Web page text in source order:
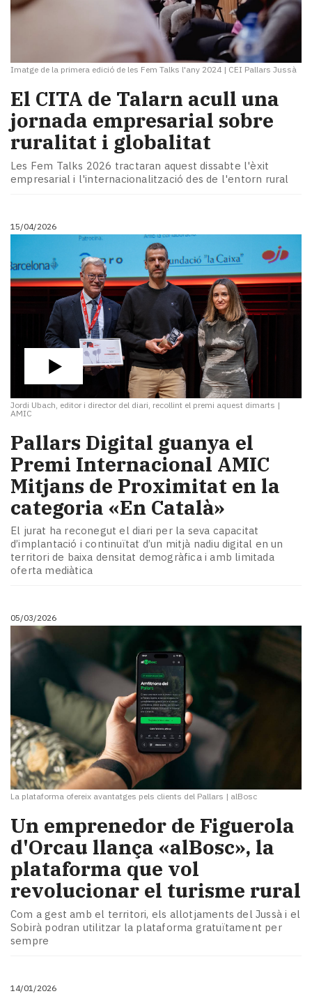
Imatge de la primera edició de les Fem Talks l'any 2024 | CEI Pallars Jussà
El CITA de Talarn acull una
jornada empresarial sobre
ruralitat i globalitat
Les Fem Talks 2026 tractaran aquest dissabte l'èxit
empresarial i l'internacionalització des de l'entorn rural
15/04/2026
Jordi Ubach, editor i director del diari, recollint el premi aquest dimarts |
AMIC
Pallars Digital guanya el
Premi Internacional AMIC
Mitjans de Proximitat en la
categoria «En Català»
El jurat ha reconegut el diari per la seva capacitat
d’implantació i continuïtat d’un mitjà nadiu digital en un
territori de baixa densitat demogràfica i amb limitada
oferta mediàtica
05/03/2026
La plataforma ofereix avantatges pels clients del Pallars | alBosc
Un emprenedor de Figuerola
d'Orcau llança «alBosc», la
plataforma que vol
revolucionar el turisme rural
Com a gest amb el territori, els allotjaments del Jussà i el
Sobirà podran utilitzar la plataforma gratuïtament per
sempre
14/01/2026